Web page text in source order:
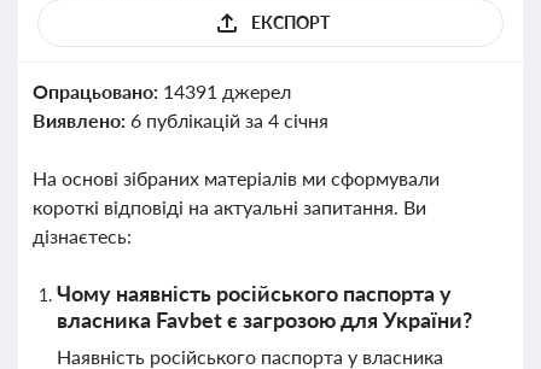
ЕКСПОРТ
Опрацьовано: 14391 джерел
Виявлено: 6 публікацій за 4 січня
На основі зібраних матеріалів ми сформували
короткі відповіді на актуальні запитання. Ви
дізнаєтесь:
Чому наявність російського паспорта у
власника Favbet є загрозою для України?
Наявність російського паспорта у власника